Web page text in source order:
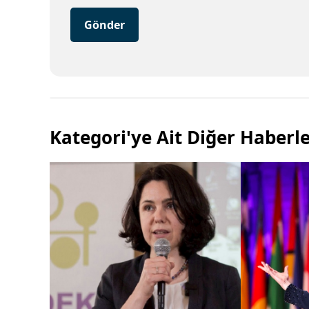
Gönder
Kategori'ye Ait Diğer